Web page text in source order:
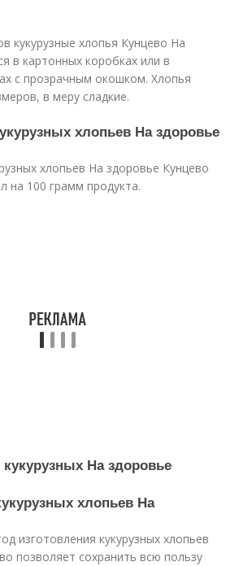
кукурузные хлопья Кунцево На
в картонных коробках или в
с прозрачным окошком. Хлопья
в меру сладкие.
хлопьев На здоровье
хлопьев На здоровье Кунцево
на 100 грамм продукта.
На здоровье
хлопьев На
изготовления кукурузных хлопьев
позволяет сохранить всю пользу